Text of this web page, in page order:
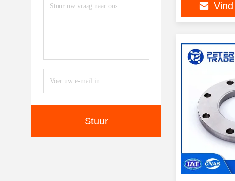
Stuur